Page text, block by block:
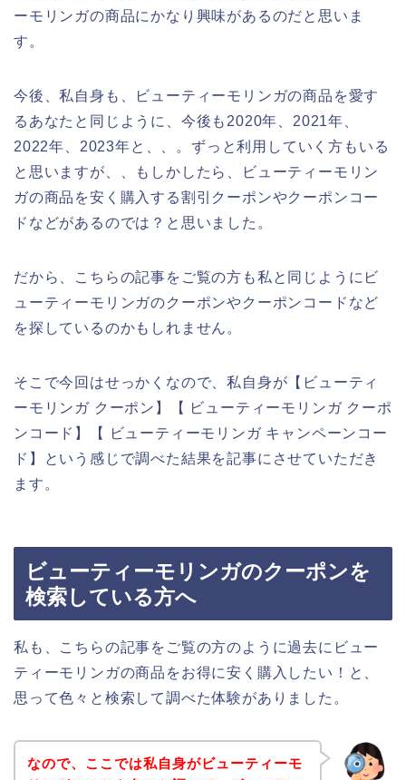
ーモリンガの商品にかなり興味があるのだと思いま
す。
今後、私自身も、ビューティーモリンガの商品を愛す
るあなたと同じように、今後も2020年、2021年、
2022年、2023年と、、。ずっと利用していく方もいる
と思いますが、、もしかしたら、ビューティーモリン
ガの商品を安く購入する割引クーポンやクーポンコー
ドなどがあるのでは？と思いました。
だから、こちらの記事をご覧の方も私と同じようにビ
ューティーモリンガのクーポンやクーポンコードなど
を探しているのかもしれません。
そこで今回はせっかくなので、私自身が【ビューティ
ーモリンガ クーポン】【 ビューティーモリンガ クーポ
ンコード】【 ビューティーモリンガ キャンペーンコー
ド】という感じで調べた結果を記事にさせていただき
ます。
ビューティーモリンガのクーポンを
検索している方へ
私も、こちらの記事をご覧の方のように過去にビュー
ティーモリンガの商品をお得に安く購入したい！と、
思って色々と検索して調べた体験がありました。
なので、ここでは私自身がビューティーモ